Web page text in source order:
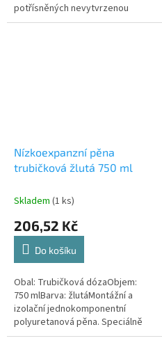
potřísněných nevytvrzenou
polyuretanovou pěnou. Směs
Nízkoexpanzní pěna
trubičková žlutá 750 ml
Skladem (1 ks)
206,52 Kč
Do košíku
Obal: Trubičková dózaObjem:
750 mlBarva: žlutáMontážní a
izolační jednokomponentní
polyuretanová pěna. Speciálně
vyvinuta pro požadavek